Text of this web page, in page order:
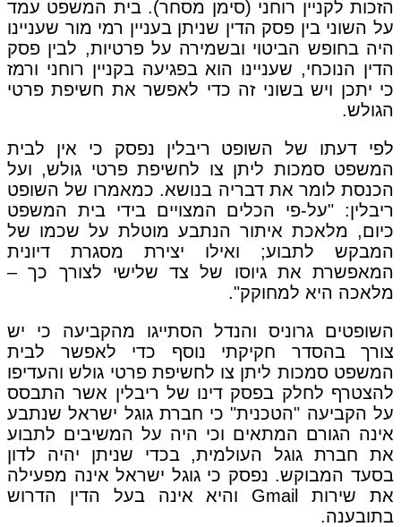
הזכות לקניין רוחני (סימן מסחר). בית המשפט עמד
על השוני בין פסק הדין שניתן בעניין רמי מור שעניינו
היה בחופש הביטוי ובשמירה על פרטיות, לבין פסק
הדין הנוכחי, שעניינו הוא בפגיעה בקניין רוחני ורמז
כי יתכן ויש בשוני זה כדי לאפשר את חשיפת פרטי
הגולש.
לפי דעתו של השופט ריבלין נפסק כי אין לבית
המשפט סמכות ליתן צו לחשיפת פרטי גולש, ועל
הכנסת לומר את דבריה בנושא. כמאמרו של השופט
ריבלין: "על-פי הכלים המצויים בידי בית המשפט
כיום, מלאכת איתור הנתבע מוטלת על שכמו של
המבקש לתבוע; ואילו יצירת מסגרת דיונית
המאפשרת את גיוסו של צד שלישי לצורך כך –
מלאכה היא למחוקק".
השופטים גרוניס והנדל הסתייגו מהקביעה כי יש
צורך בהסדר חקיקתי נוסף כדי לאפשר לבית
המשפט סמכות ליתן צו לחשיפת פרטי גולש והעדיפו
להצטרף לחלק בפסק דינו של ריבלין אשר התבסס
על הקביעה "הטכנית" כי חברת גוגל ישראל שנתבע
אינה הגורם המתאים וכי היה על המשיבים לתבוע
את חברת גוגל העולמית, בכדי שניתן יהיה לדון
בסעד המבוקש. נפסק כי גוגל ישראל אינה מפעילה
את שירות Gmail והיא אינה בעל הדין הדרוש
בתובענה.